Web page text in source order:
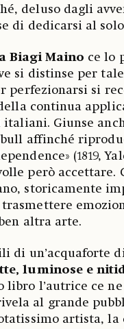
deluso dagli
di dedicarsi al
Biagi Maino ce lo
si distinse per
perfezionarsi si
continua
Giunse
affinché
(1819,
però accettare.
storicamente
altra arte.
di un’acquaforte
luminose e
libro l’autrice ce
al grande
artista, la